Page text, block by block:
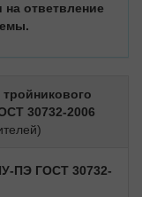
ответвление
30732-2006
ПЭ ГОСТ 30732-